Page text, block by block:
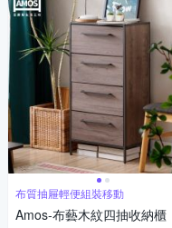
布質抽屜輕便組裝移動
Amos-布藝木紋四抽收納櫃